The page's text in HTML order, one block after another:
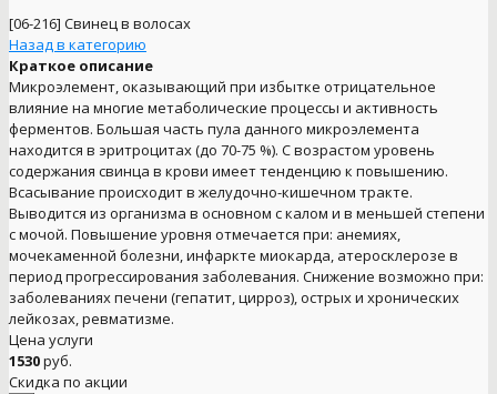
[06-216] Свинец в волосах
Назад в категорию
Краткое описание
Микроэлемент, оказывающий при избытке отрицательное
влияние на многие метаболические процессы и активность
ферментов. Большая часть пула данного микроэлемента
находится в эритроцитах (до 70-75 %). С возрастом уровень
содержания свинца в крови имеет тенденцию к повышению.
Всасывание происходит в желудочно-кишечном тракте.
Выводится из организма в основном с калом и в меньшей степени
с мочой. Повышение уровня отмечается при: анемиях,
мочекаменной болезни, инфаркте миокарда, атеросклерозе в
период прогрессирования заболевания. Снижение возможно при:
заболеваниях печени (гепатит, цирроз), острых и хронических
лейкозах, ревматизме.
Цена услуги
1530руб.
Скидка по акции